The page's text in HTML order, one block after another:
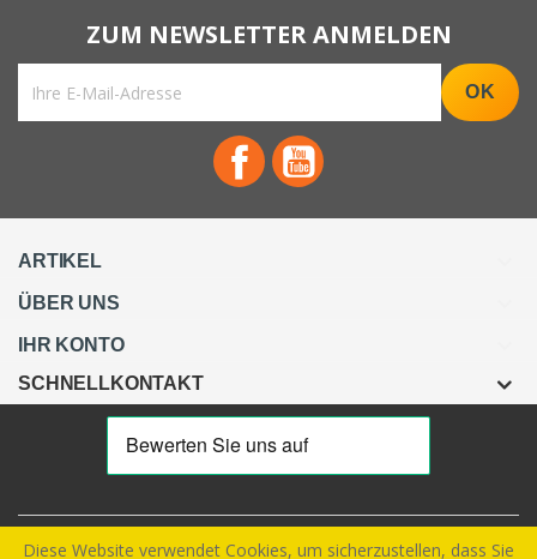
Facebook
ARTIKEL
ÜBER UNS
IHR KONTO
SCHNELLKONTAKT
Diese Website verwendet Cookies, um sicherzustellen, dass Sie